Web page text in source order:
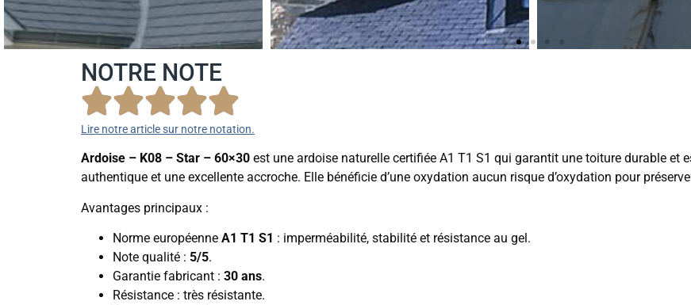
NOTRE NOTE
Lire notre article sur notre notation.
Ardoise – K08 – Star – 60×30 est une ardoise naturelle certifiée A1 T1 S1 qui garantit une toiture durable et
authentique et une excellente accroche. Elle bénéficie d’une oxydation aucun risque d’oxydation pour
Avantages principaux :
Norme européenne A1 T1 S1 : imperméabilité, stabilité et résistance au gel.
Note qualité : 5/5.
Garantie fabricant : 30 ans.
Résistance : très résistante.